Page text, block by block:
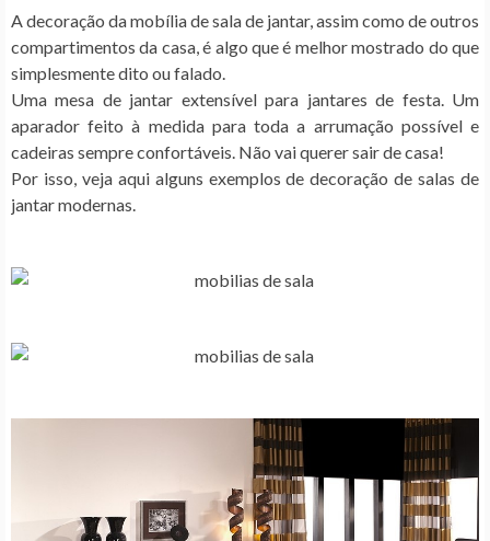
A decoração da mobília de sala de jantar, assim como de outros
compartimentos da casa, é algo que é melhor mostrado do que
simplesmente dito ou falado.
Uma mesa de jantar extensível para jantares de festa. Um
aparador feito à medida para toda a arrumação possível e
cadeiras sempre confortáveis. Não vai querer sair de casa!
Por isso, veja aqui alguns exemplos de decoração de salas de
jantar modernas.